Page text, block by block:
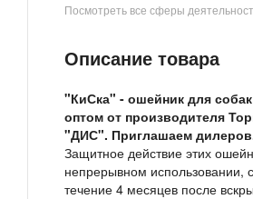
Товары российских
Зоотовары
Посмотреть все сферы
Описание товара
"КиСка" - ошейник для
оптом от производителя
"ДИС". Приглашаем
Защитное действие этих
непрерывном использовании,
течение 4 месяцев после